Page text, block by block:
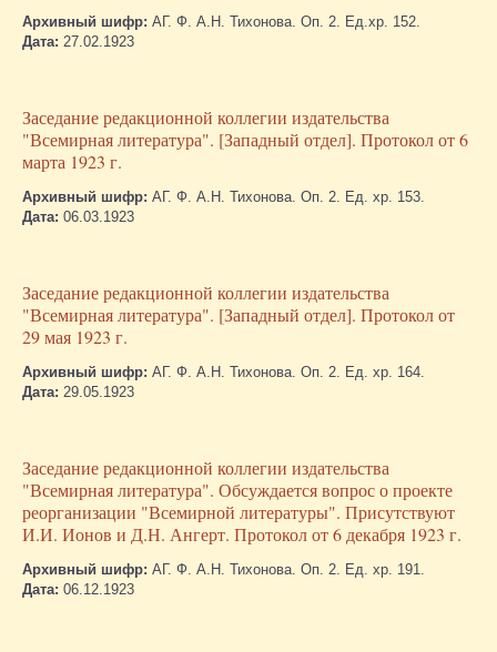
Архивный шифр: АГ. Ф. А.Н. Тихонова. Оп. 2. Ед.хр. 152.
Дата: 27.02.1923
Заседание редакционной коллегии издательства
"Всемирная литература". [Западный отдел]. Протокол от 6
марта 1923 г.
Архивный шифр: АГ. Ф. А.Н. Тихонова. Оп. 2. Ед. хр. 153.
Дата: 06.03.1923
Заседание редакционной коллегии издательства
"Всемирная литература". [Западный отдел]. Протокол от
29 мая 1923 г.
Архивный шифр: АГ. Ф. А.Н. Тихонова. Оп. 2. Ед. хр. 164.
Дата: 29.05.1923
Заседание редакционной коллегии издательства
"Всемирная литература". Обсуждается вопрос о проекте
реорганизации "Всемирной литературы". Присутствуют
И.И. Ионов и Д.Н. Ангерт. Протокол от 6 декабря 1923 г.
Архивный шифр: АГ. Ф. А.Н. Тихонова. Оп. 2. Ед. хр. 191.
Дата: 06.12.1923